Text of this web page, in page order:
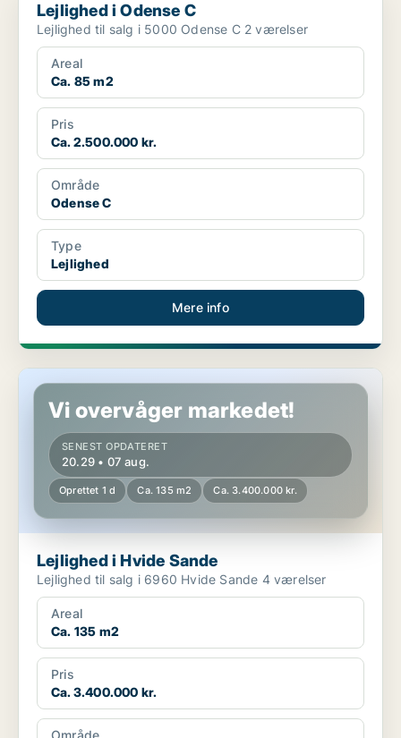
Lejlighed i Odense C
Lejlighed til salg i 5000 Odense C 2 værelser
Areal
Ca. 85 m2
Pris
Ca. 2.500.000 kr.
Område
Odense C
Type
Lejlighed
Mere info
Lejlighed i Hvide Sande
Vi overvåger markedet!
SENEST OPDATERET
20.29 • 07 aug.
Oprettet 1 d Ca. 135 m2 Ca. 3.400.000 kr.
Lejlighed i Hvide Sande
Lejlighed til salg i 6960 Hvide Sande 4 værelser
Areal
Ca. 135 m2
Pris
Ca. 3.400.000 kr.